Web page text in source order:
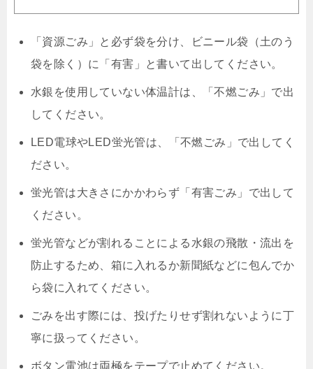
「資源ごみ」と必ず袋を分け、ビニール袋（土のう
袋を除く）に「有害」と書いて出してください。
水銀を使用していない体温計は、「不燃ごみ」で出
してください。
LED電球やLED蛍光管は、「不燃ごみ」で出してく
ださい。
蛍光管は大きさにかかわらず「有害ごみ」で出して
ください。
蛍光管などが割れることによる水銀の飛散・流出を
防止するため、箱に入れるか新聞紙などに包んでか
ら袋に入れてください。
ごみを出す際には、投げたりせず割れないように丁
寧に扱ってください。
ボタン電池は両極をテープで止めてください。